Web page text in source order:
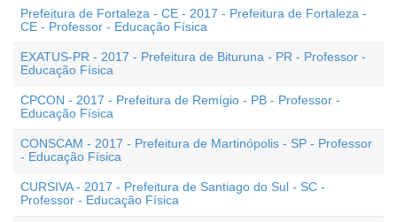
Prefeitura de Fortaleza - CE - 2017 - Prefeitura de Fortaleza -
CE - Professor - Educação Física
EXATUS-PR - 2017 - Prefeitura de Bituruna - PR - Professor -
Educação Física
CPCON - 2017 - Prefeitura de Remígio - PB - Professor -
Educação Física
CONSCAM - 2017 - Prefeitura de Martinópolis - SP - Professor
- Educação Física
CURSIVA - 2017 - Prefeitura de Santiago do Sul - SC -
Professor - Educação Física